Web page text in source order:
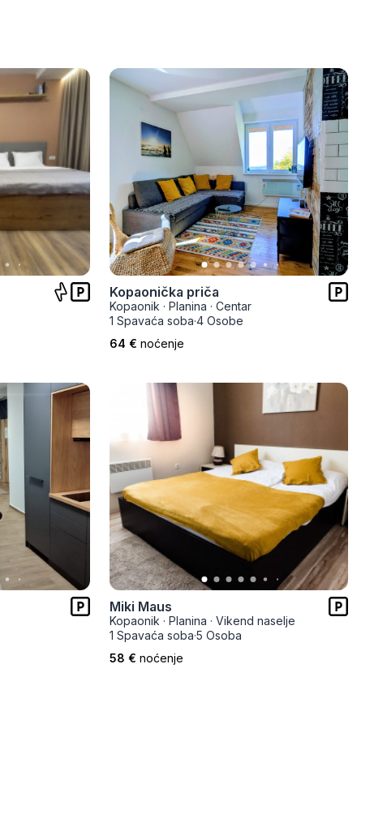
Kopaonička priča
Kopaonik · Planina · Centar
1 Spavaća soba·4 Osobe
64 € noćenje
Miki Maus
Kopaonik · Planina · Vikend naselje
1 Spavaća soba·5 Osoba
58 € noćenje